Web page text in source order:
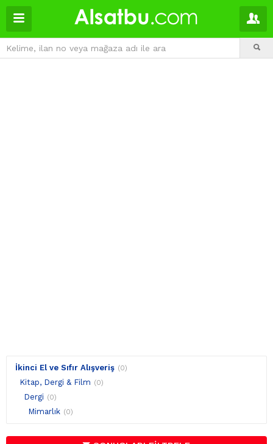
İkinci El ve Sıfır Alışveriş (0)
Kitap, Dergi & Film (0)
Dergi (0)
Mimarlık (0)